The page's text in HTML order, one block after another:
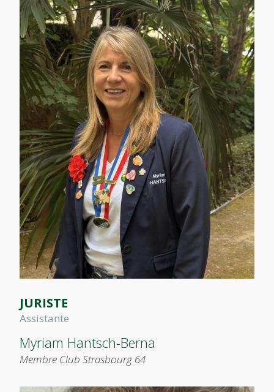
JURISTE
Assistante
Myriam Hantsch-Berna
Membre Club Strasbourg 64